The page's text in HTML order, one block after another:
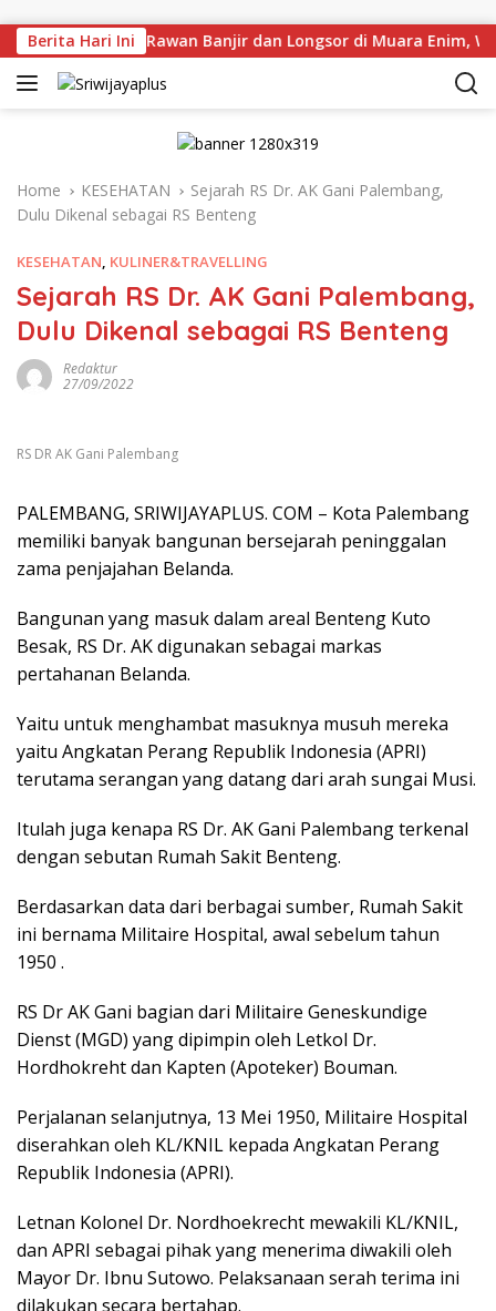
Berita Hari Ini
Titik Rawan Banjir dan Longsor di Muara Enim, Warga
Home KESEHATAN
Sejarah RS Dr. AK Gani Palembang,
Dulu Dikenal sebagai RS Benteng
KESEHATAN, KULINER&TRAVELLING
Sejarah RS Dr. AK Gani Palembang,
Dulu Dikenal sebagai RS Benteng
Redaktur
27/09/2022
RS DR AK Gani Palembang
PALEMBANG, SRIWIJAYAPLUS. COM – Kota Palembang
memiliki banyak bangunan bersejarah peninggalan
zama penjajahan Belanda.
Bangunan yang masuk dalam areal Benteng Kuto
Besak, RS Dr. AK digunakan sebagai markas
pertahanan Belanda.
Yaitu untuk menghambat masuknya musuh mereka
yaitu Angkatan Perang Republik Indonesia (APRI)
terutama serangan yang datang dari arah sungai Musi.
Itulah juga kenapa RS Dr. AK Gani Palembang terkenal
dengan sebutan Rumah Sakit Benteng.
Berdasarkan data dari berbagai sumber, Rumah Sakit
ini bernama Militaire Hospital, awal sebelum tahun
1950 .
RS Dr AK Gani bagian dari Militaire Geneskundige
Dienst (MGD) yang dipimpin oleh Letkol Dr.
Hordhokreht dan Kapten (Apoteker) Bouman.
Perjalanan selanjutnya, 13 Mei 1950, Militaire Hospital
diserahkan oleh KL/KNIL kepada Angkatan Perang
Republik Indonesia (APRI).
Letnan Kolonel Dr. Nordhoekrecht mewakili KL/KNIL,
dan APRI sebagai pihak yang menerima diwakili oleh
Mayor Dr. Ibnu Sutowo. Pelaksanaan serah terima ini
dilakukan secara bertahap.